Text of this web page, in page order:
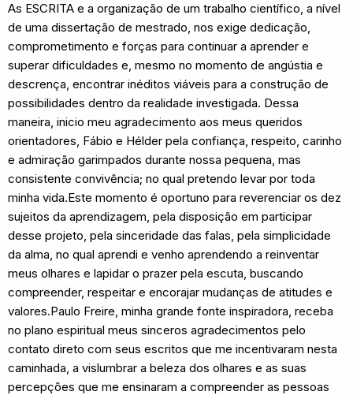
As ESCRITA e a organização de um trabalho científico, a nível
de uma dissertação de mestrado, nos exige dedicação,
comprometimento e forças para continuar a aprender e
superar dificuldades e, mesmo no momento de angústia e
descrença, encontrar inéditos viáveis para a construção de
possibilidades dentro da realidade investigada. Dessa
maneira, inicio meu agradecimento aos meus queridos
orientadores, Fábio e Hélder pela confiança, respeito, carinho
e admiração garimpados durante nossa pequena, mas
consistente convivência; no qual pretendo levar por toda
minha vida.Este momento é oportuno para reverenciar os dez
sujeitos da aprendizagem, pela disposição em participar
desse projeto, pela sinceridade das falas, pela simplicidade
da alma, no qual aprendi e venho aprendendo a reinventar
meus olhares e lapidar o prazer pela escuta, buscando
compreender, respeitar e encorajar mudanças de atitudes e
valores.Paulo Freire, minha grande fonte inspiradora, receba
no plano espiritual meus sinceros agradecimentos pelo
contato direto com seus escritos que me incentivaram nesta
caminhada, a vislumbrar a beleza dos olhares e as suas
percepções que me ensinaram a compreender as pessoas